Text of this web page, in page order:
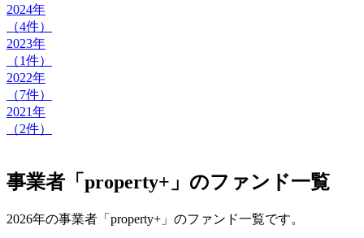
2024年
（4件）
2023年
（1件）
2022年
（7件）
2021年
（2件）
事業者「property+」のファンド一覧
2026年の事業者「property+」のファンド一覧です。